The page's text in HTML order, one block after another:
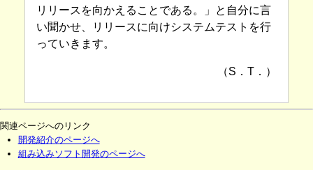
リリースを向かえることである。」と自分に言
い聞かせ、リリースに向けシステムテストを行
っていきます。
（S．T．）
関連ページへのリンク
開発紹介のページへ
組み込みソフト開発のページへ